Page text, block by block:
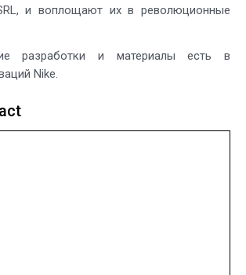
и воплощают их в революционные
разработки и материалы есть в
Nike.